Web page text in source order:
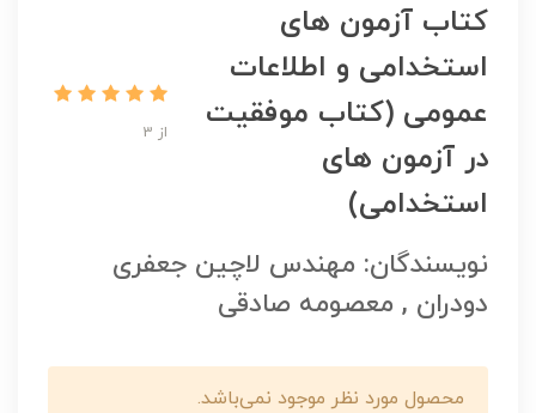
کتاب آزمون های
استخدامی و اطلاعات
عمومی (کتاب موفقیت
در آزمون های
استخدامی)
از 3
نویسندگان: مهندس لاچین جعفری
دودران , معصومه صادقی
محصول مورد نظر موجود نمی‌باشد.